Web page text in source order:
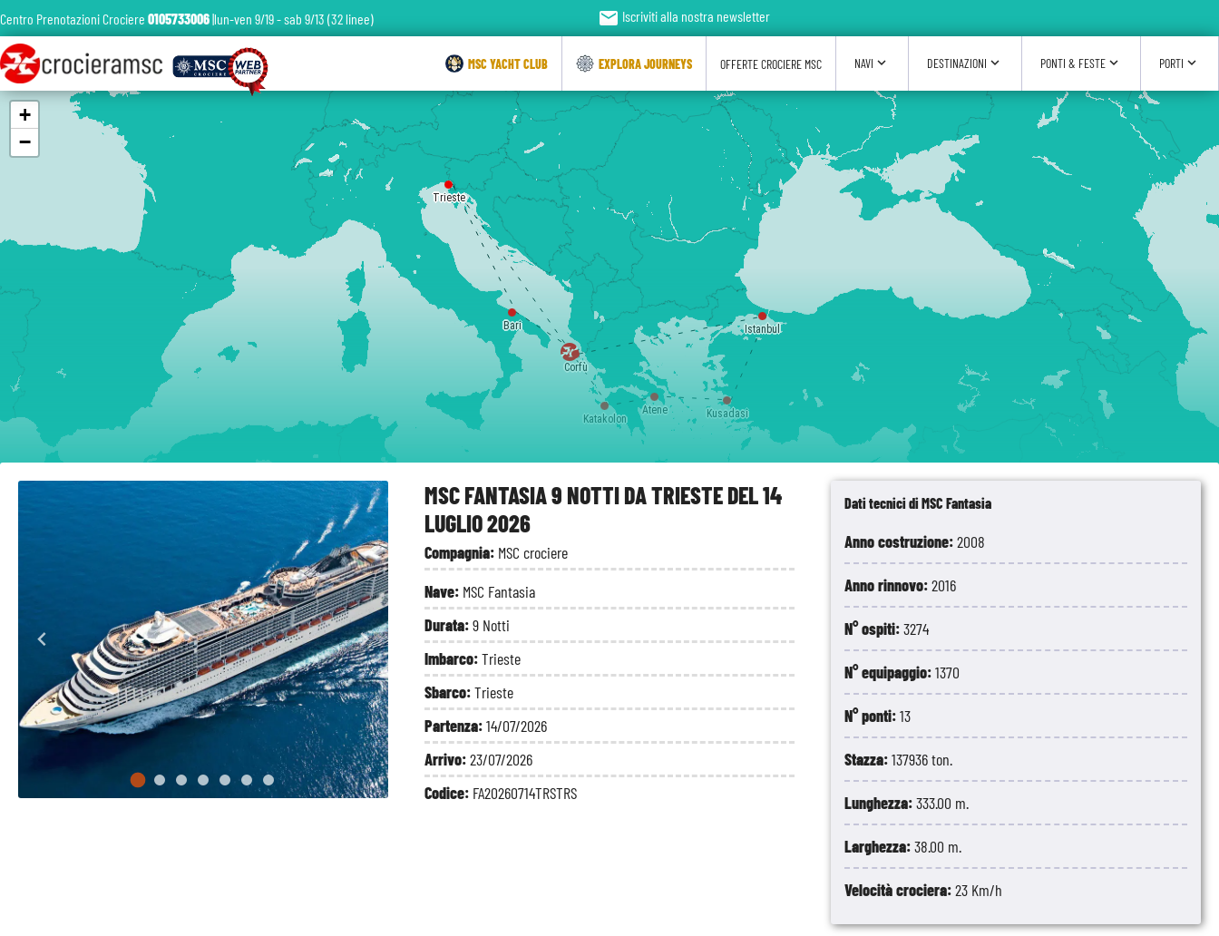
MSC FANTASIA 9 NOTTI DA TRIESTE DEL 14
LUGLIO 2026
Compagnia: MSC crociere
Nave: MSC Fantasia
Durata:9 Notti
Imbarco:Trieste
Sbarco:Trieste
Partenza:14/07/2026
Arrivo:23/07/2026
Codice: FA20260714TRSTRS
Dati tecnici di MSC Fantasia
Anno costruzione:2008
Anno rinnovo:2016
N° ospiti:3274
N° equipaggio:1370
N° ponti:13
Stazza:137936 ton.
Lunghezza:333.00 m.
Larghezza:38.00 m.
Velocità crociera:23 Km/h
Trieste
Katakolon
Atene Kusadasi
Istanbul
Corfù
Bari
+
−
Centro Prenotazioni Crociere 0105733006|lun-ven 9/19 - sab 9/13 (32 linee) email Iscriviti alla nostra newsletter
MSC YACHT CLUB EXPLORA JOURNEYS OFFERTE CROCIERE MSC NAVI expand_more DESTINAZIONI expand_more PONTI & FESTE expand_more PORTI expand_more